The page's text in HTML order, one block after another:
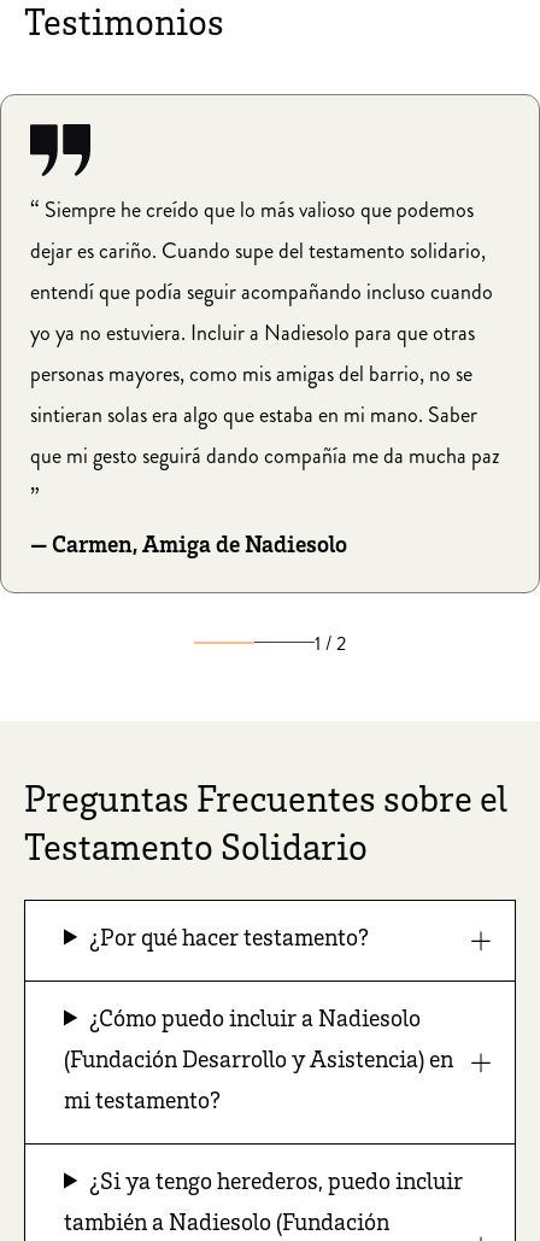
Testimonios
Siempre he creído que lo más valioso que podemos
dejar es cariño. Cuando supe del testamento solidario,
entendí que podía seguir acompañando incluso cuando
yo ya no estuviera. Incluir a Nadiesolo para que otras
personas mayores, como mis amigas del barrio, no se
sintieran solas era algo que estaba en mi mano. Saber
que mi gesto seguirá dando compañía me da mucha paz
— Carmen, Amiga de Nadiesolo
1 / 2
Preguntas Frecuentes sobre el
Testamento Solidario
¿Por qué hacer testamento?
¿Cómo puedo incluir a Nadiesolo
(Fundación Desarrollo y Asistencia) en
mi testamento?
¿Si ya tengo herederos, puedo incluir
también a Nadiesolo (Fundación